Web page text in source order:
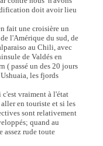
doit avoir lieu
fait une croisière un
l'Amérique du sud, de
au Chili, avec
de Valdés en
( passé un des 20 jours
les fjords
vraiment à l'état
en touriste et si les
sont relativement
quand au
assez rude toute